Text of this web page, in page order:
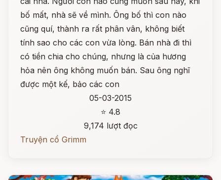
bố mất, nhà sẽ về mình. Ông bố thì con nào
cũng quí, thành ra rất phân vân, không biết
tính sao cho các con vừa lòng. Bán nhà đi thì
có tiền chia cho chúng, nhưng là của hương
hỏa nên ông không muốn bán. Sau ông nghĩ
được một kế, bảo các con
05-03-2015
⭐ 4.8
9,174 lượt đọc
Truyện cổ Grimm